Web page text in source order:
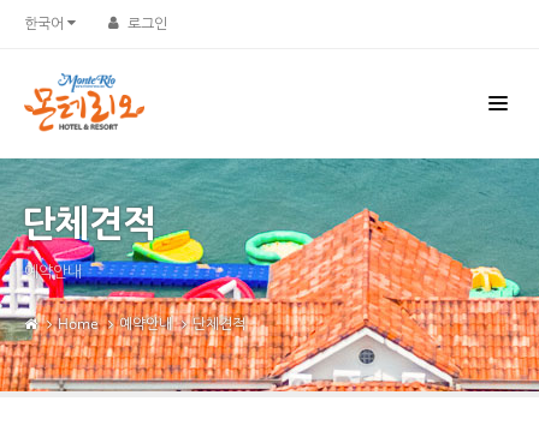
한국어 로그인
단체견적
예약안내
Home 예약안내 단체견적